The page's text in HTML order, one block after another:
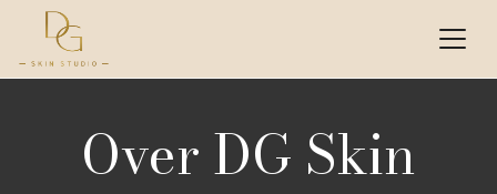
Over DG Skin